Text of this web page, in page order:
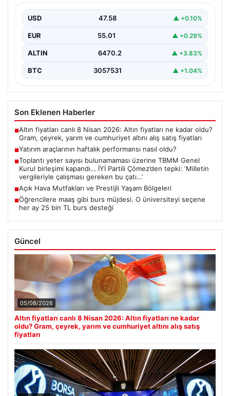
bazda ortalama yüzde 0,27 değer kaybederken,
altının…
USD 47.58 ▲ +0.10%
EUR 55.01 ▲ +0.29%
ALTIN 6470.2 ▲ +3.83%
BTC 3057531 ▲ +1.04%
Son Eklenen Haberler
■Altın fiyatları canlı 8 Nisan 2026: Altın fiyatları ne kadar oldu?
Gram, çeyrek, yarım ve cumhuriyet altını alış satış fiyatları
■Yatırım araçlarının haftalık performansı nasıl oldu?
■Toplantı yeter sayısı bulunamaması üzerine TBMM Genel
Kurul birleşimi kapandı… İYİ Partili Çömez’den tepki: ‘Milletin
vergileriyle çalışması gereken bu çatı…’
■Açık Hava Mutfakları ve Prestijli Yaşam Bölgeleri
■Öğrencilere maaş gibi burs müjdesi. O üniversiteyi seçene
her ay 25 bin TL burs desteği
Güncel
05/08/2026
Altın fiyatları canlı 8 Nisan 2026: Altın fiyatları ne kadar
oldu? Gram, çeyrek, yarım ve cumhuriyet altını alış satış
fiyatları